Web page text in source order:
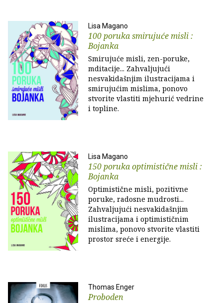
Lisa Magano
100 poruka smirujuće misli :
Bojanka
Smirujuće misli, zen-poruke,
mditacije... Zahvaljujući
nesvakidašnjim ilustracijama i
smirujućim mislima, ponovo
stvorite vlastiti mjehurić vedrine
i topline.
Lisa Magano
150 poruka optimistične misli :
Bojanka
Optimistične misli, pozitivne
poruke, radosne mudrosti...
Zahvaljujući nesvakidašnjim
ilustracijama i optimističnim
mislima, ponovo stvorite vlastiti
prostor sreće i energije.
Thomas Enger
Proboden